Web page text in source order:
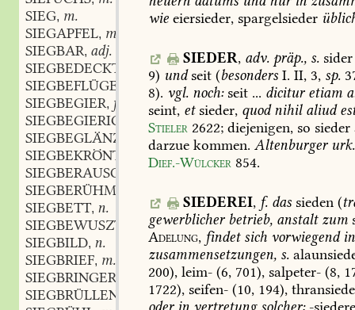
SIEG, m.
SIEGAPFEL, m.
SIEGBAR, adj.
SIEGBEDECKT
SIEGBEFLÜGELT
adj.
SIEGBEGIER, f.
SIEGBEGIERIG
SIEGBEGLÄNZT
adj.
SIEGBEKRÖNT
adj.
SIEGBERAUSCHT
adj.
SIEGBERÜHMT
SIEGBETT, n.
SIEGBEWUSZT
adj.
SIEGBILD, n.
SIEGBRIEF, m.
SIEGBRINGER
SIEGBRÜLLEND
adj.
wie eiersieder, spargelsieder
SIEDER, adv. präp.,s.sider
9) undseit (besonders I. II, 3, sp.
8). vgl. noch:seit ... dicituretiam
seint, etsieder, quodnihilaliud
Stieler 2622; diejenigen, so sieder
darzue kommen. Altenburgerurk.
Dief.-Wülcker 854.
SIEDEREI, f. dassieden(
gewerblicherbetrieb, anstaltzum
Adelung, findetsich vorwiegendin
zusammensetzungen, s.
200), leim- (6, 701), salpeter- (8,
1722), seifen- (10, 194),